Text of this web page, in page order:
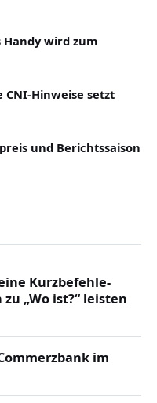
Handy wird zum
CNI-Hinweise setzt
und Berichtssaison
Kurzbefehle-
„Wo ist?“ leisten
im